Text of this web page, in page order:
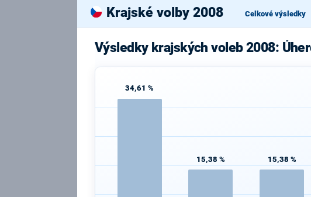
Krajské volby 2008 Celkové výsledky
Výsledky krajských voleb 2008:
34,61 %
15,38 % 15,38 %